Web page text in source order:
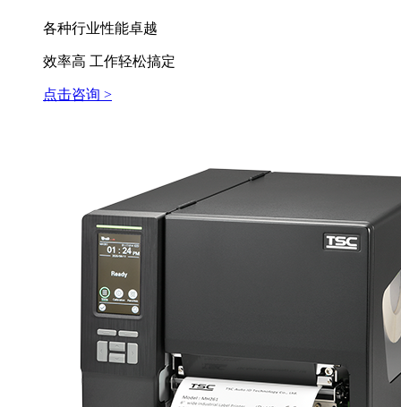
各种行业性能卓越
效率高 工作轻松搞定
点击咨询 >